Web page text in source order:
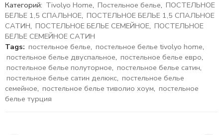
Категорий: Tivolyo Home, Постельное белье, ПОСТЕЛЬНОЕ
БЕЛЬЕ 1,5 СПАЛЬНОЕ, ПОСТЕЛЬНОЕ БЕЛЬЕ 1,5 СПАЛЬНОЕ
САТИН, ПОСТЕЛЬНОЕ БЕЛЬЕ СЕМЕЙНОЕ, ПОСТЕЛЬНОЕ
БЕЛЬЕ СЕМЕЙНОЕ САТИН
Tags: постельное белье, постельное белье tivolyo home,
постельное белье двуспальное, постельное белье евро,
постельное белье полуторное, постельное белье сатин,
постельное белье сатин делюкс, постельное белье
семейное, постельное белье тиволио хоум, постельное
белье турция